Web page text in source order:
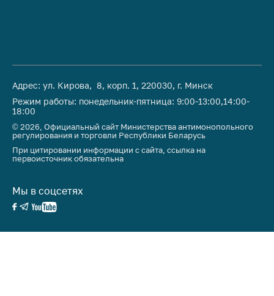
Адрес: ул. Кирова, 8, корп. 1, 220030, г. Минск
Режим работы: понедельник-пятница: 9:00-13:00,14:00-
18:00
© 2026, Официальный сайт Министерства антимонопольного
регулирования и торговли Республики Беларусь
При цитировании информации с сайта, ссылка на
первоисточник обязательна
Мы в соцсетях